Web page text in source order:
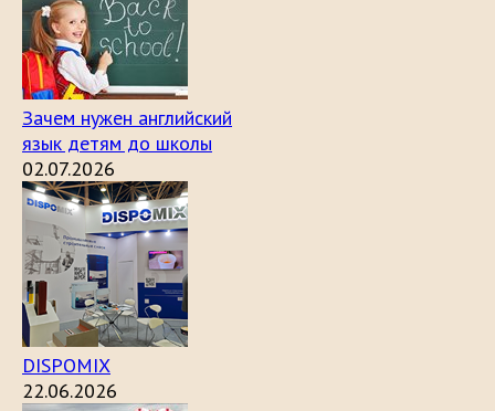
Зачем нужен английский
язык детям до школы
02.07.2026
DISPOMIX
22.06.2026